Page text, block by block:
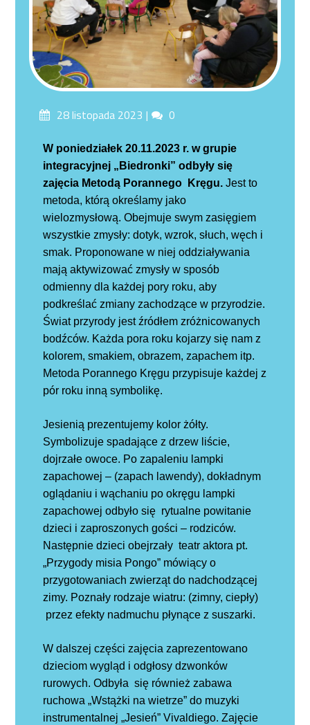
Posted28 listopada 2023 Comments
0
W poniedziałek 20.11.2023 r. w grupie
integracyjnej „Biedronki” odbyły się
zajęcia Metodą Porannego Kręgu. Jest to
metoda, którą określamy jako
wielozmysłową. Obejmuje swym zasięgiem
wszystkie zmysły: dotyk, wzrok, słuch, węch i
smak. Proponowane w niej oddziaływania
mają aktywizować zmysły w sposób
odmienny dla każdej pory roku, aby
podkreślać zmiany zachodzące w przyrodzie.
Świat przyrody jest źródłem zróżnicowanych
bodźców. Każda pora roku kojarzy się nam z
kolorem, smakiem, obrazem, zapachem itp.
Metoda Porannego Kręgu przypisuje każdej z
pór roku inną symbolikę.
Jesienią prezentujemy kolor żółty.
Symbolizuje spadające z drzew liście,
dojrzałe owoce. Po zapaleniu lampki
zapachowej – (zapach lawendy), dokładnym
oglądaniu i wąchaniu po okręgu lampki
zapachowej odbyło się rytualne powitanie
dzieci i zaproszonych gości – rodziców.
Następnie dzieci obejrzały teatr aktora pt.
„Przygody misia Pongo” mówiący o
przygotowaniach zwierząt do nadchodzącej
zimy. Poznały rodzaje wiatru: (zimny, ciepły)
przez efekty nadmuchu płynące z suszarki.
W dalszej części zajęcia zaprezentowano
dzieciom wygląd i odgłosy dzwonków
rurowych. Odbyła się również zabawa
ruchowa „Wstążki na wietrze” do muzyki
instrumentalnej „Jesień” Vivaldiego. Zajęcie